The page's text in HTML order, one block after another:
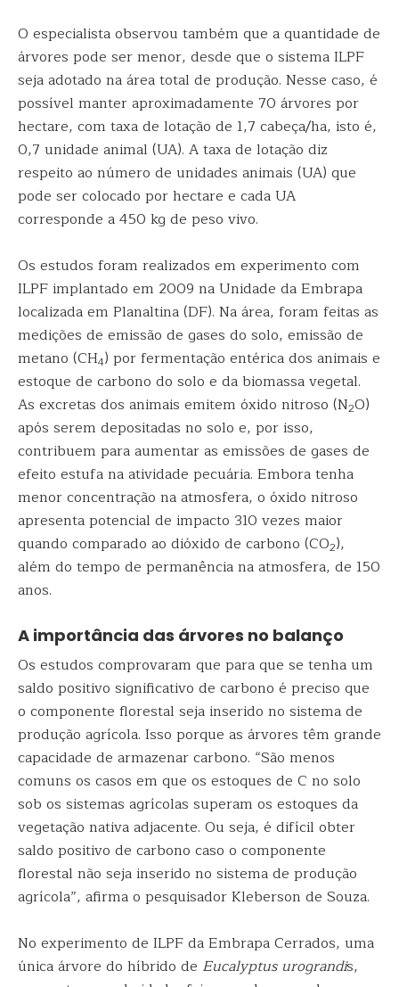
O especialista observou também que a quantidade de
árvores pode ser menor, desde que o sistema ILPF
seja adotado na área total de produção. Nesse caso, é
possível manter aproximadamente 70 árvores por
hectare, com taxa de lotação de 1,7 cabeça/ha, isto é,
0,7 unidade animal (UA). A taxa de lotação diz
respeito ao número de unidades animais (UA) que
pode ser colocado por hectare e cada UA
corresponde a 450 kg de peso vivo.
Os estudos foram realizados em experimento com
ILPF implantado em 2009 na Unidade da Embrapa
localizada em Planaltina (DF). Na área, foram feitas as
medições de emissão de gases do solo, emissão de
metano (CH4) por fermentação entérica dos animais e
estoque de carbono do solo e da biomassa vegetal.
As excretas dos animais emitem óxido nitroso (N2O)
após serem depositadas no solo e, por isso,
contribuem para aumentar as emissões de gases de
efeito estufa na atividade pecuária. Embora tenha
menor concentração na atmosfera, o óxido nitroso
apresenta potencial de impacto 310 vezes maior
quando comparado ao dióxido de carbono (CO2),
além do tempo de permanência na atmosfera, de 150
anos.
A importância das árvores no balanço
Os estudos comprovaram que para que se tenha um
saldo positivo significativo de carbono é preciso que
o componente florestal seja inserido no sistema de
produção agrícola. Isso porque as árvores têm grande
capacidade de armazenar carbono. “São menos
comuns os casos em que os estoques de C no solo
sob os sistemas agrícolas superam os estoques da
vegetação nativa adjacente. Ou seja, é difícil obter
saldo positivo de carbono caso o componente
florestal não seja inserido no sistema de produção
agrícola”, afirma o pesquisador Kleberson de Souza.
No experimento de ILPF da Embrapa Cerrados, uma
única árvore do híbrido de Eucalyptus urograndis,